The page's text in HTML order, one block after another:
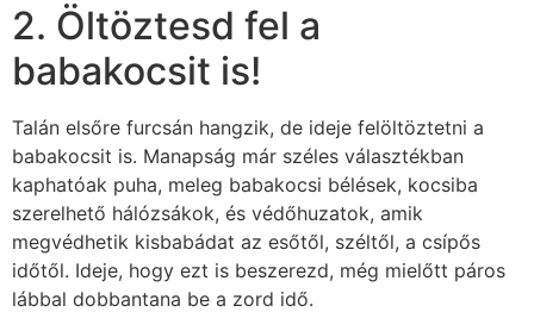
2. Öltöztesd fel a
babakocsit is!
Talán elsőre furcsán hangzik, de ideje felöltöztetni a
babakocsit is. Manapság már széles választékban
kaphatóak puha, meleg babakocsi bélések, kocsiba
szerelhető hálózsákok, és védőhuzatok, amik
megvédhetik kisbabádat az esőtől, széltől, a csípős
időtől. Ideje, hogy ezt is beszerezd, még mielőtt páros
lábbal dobbantana be a zord idő.